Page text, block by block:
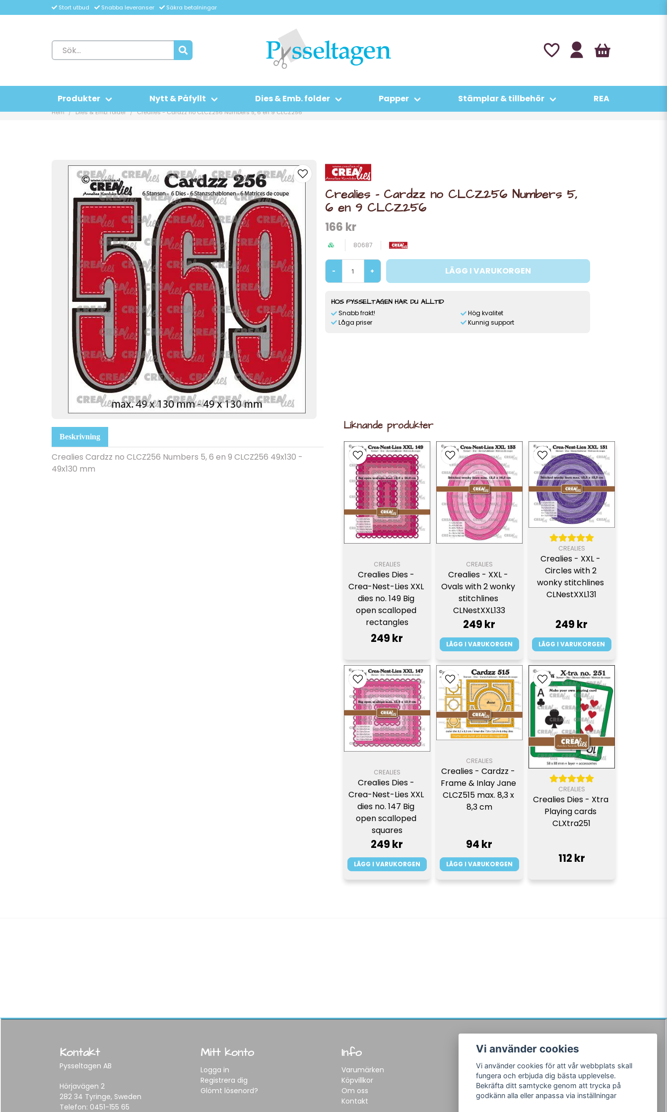
Stort utbud Snabba leveranser Säkra betalningar
Produkter Nytt & Påfyllt Dies & Emb. folder Papper Stämplar & tillbehör REA
Hem Dies & Emb. folder Crealies - Cardzz no CLCZ256 Numbers 5, 6 en 9 CLCZ256
Crealies - Cardzz no CLCZ256 Numbers 5,
6 en 9 CLCZ256
166 kr
80687
- + LÄGG I VARUKORGEN
HOS PYSSELTAGEN HAR DU ALLTID
Snabb frakt!
Låga priser
Hög kvalitet
Kunnig support
Beskrivning
Crealies Cardzz no CLCZ256 Numbers 5, 6 en 9 CLCZ256 49x130 -
49x130 mm
Liknande produkter
CREALIES
Crealies Dies -
Crea-Nest-Lies XXL
dies no. 149 Big
open scalloped
rectangles
249 kr
CREALIES
Crealies - XXL -
Ovals with 2 wonky
stitchlines
CLNestXXL133
249 kr
LÄGG I VARUKORGEN
CREALIES
Crealies - XXL -
Circles with 2
wonky stitchlines
CLNestXXL131
249 kr
LÄGG I VARUKORGEN
CREALIES
Crealies Dies -
Crea-Nest-Lies XXL
dies no. 147 Big
open scalloped
squares
249 kr
LÄGG I VARUKORGEN
CREALIES
Crealies - Cardzz -
Frame & Inlay Jane
CLCZ515 max. 8,3 x
8,3 cm
94 kr
LÄGG I VARUKORGEN
CREALIES
Crealies Dies - Xtra
Playing cards
CLXtra251
112 kr
Kontakt
Pysseltagen AB
Hörjavägen 2
282 34 Tyringe, Sweden
Telefon: 0451-155 65
Mitt konto
Logga in
Registrera dig
Glömt lösenord?
Info
Varumärken
Köpvillkor
Om oss
Kontakt
Följ oss
Facebook
Instagram
Vi använder cookies
Vi använder cookies för att vår webbplats skall
fungera och erbjuda dig bästa upplevelse.
Bekräfta ditt samtycke genom att trycka på
godkänn alla eller anpassa via inställningar